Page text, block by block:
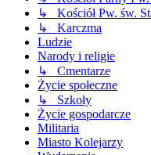
↳ Kościół Pw. św.
↳ Karczma
Ludzie
Narody i religie
↳ Cmentarze
Życie społeczne
↳ Szkoły
Życie gospodarcze
Militaria
Miasto Kolejarzy